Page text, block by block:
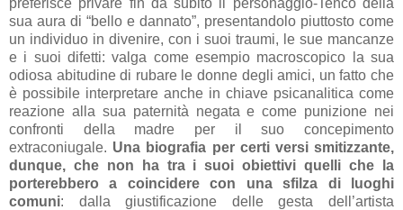
sua aura di “bello e dannato”, presentandolo piuttosto come
un individuo in divenire, con i suoi traumi, le sue mancanze
e i suoi difetti: valga come esempio macroscopico la sua
odiosa abitudine di rubare le donne degli amici, un fatto che
è possibile interpretare anche in chiave psicanalitica come
reazione alla sua paternità negata e come punizione nei
confronti della madre per il suo concepimento
extraconiugale. Una biografia per certi versi smitizzante,
dunque, che non ha tra i suoi obiettivi quelli che la
porterebbero a coincidere con una sfilza di luoghi
comuni: dalla giustificazione delle gesta dell’artista